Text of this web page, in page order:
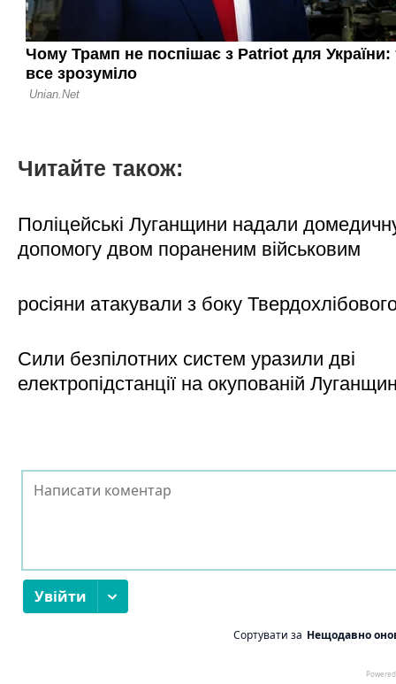
Читайте також:
Поліцейські Луганщини надали
допомогу двом пораненим військовим
росіяни атакували з боку
Сили безпілотних систем уразили дві
електропідстанції на окупованій